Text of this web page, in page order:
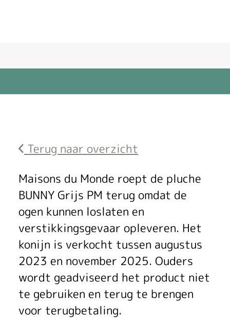
Terug naar overzicht
M
a
i
s
o
n
s
Maisons du Monde roept de pluche
BUNNY Grijs PM terug omdat de
ogen kunnen loslaten en
verstikkingsgevaar opleveren. Het
konijn is verkocht tussen augustus
2023 en november 2025. Ouders
wordt geadviseerd het product niet
te gebruiken en terug te brengen
voor terugbetaling.